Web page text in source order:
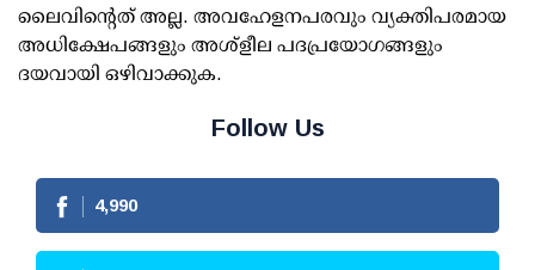
ലൈവിന്റെത് അല്ല. അവഹേളനപരവും വ്യക്തിപരമായ
അധിക്ഷേപങ്ങളും അശ്‌ളീല പദപ്രയോഗങ്ങളും
ദയവായി ഒഴിവാക്കുക.
Follow Us
4,990